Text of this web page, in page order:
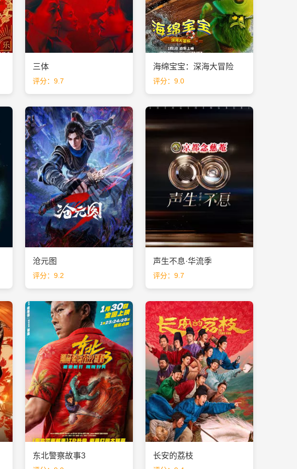
三体
评分：9.7
海绵宝宝：深海大冒险
评分：9.0
沧元图
评分：9.2
声生不息·华流季
评分：9.7
东北警察故事3 长安的荔枝